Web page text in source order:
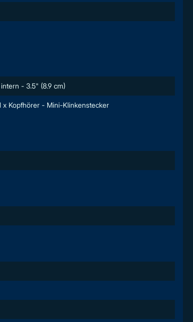
- 3.5" (8.9 cm)
x Kopfhörer - Mini-Klinkenstecker